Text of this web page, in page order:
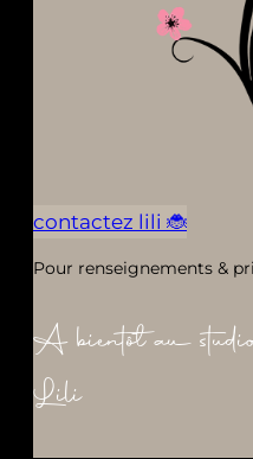
contactez lili 🐞
Pour renseignements &
A bientôt au
Lili